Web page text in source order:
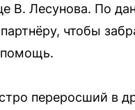
В. Лесунова. По
чтобы
переросший в